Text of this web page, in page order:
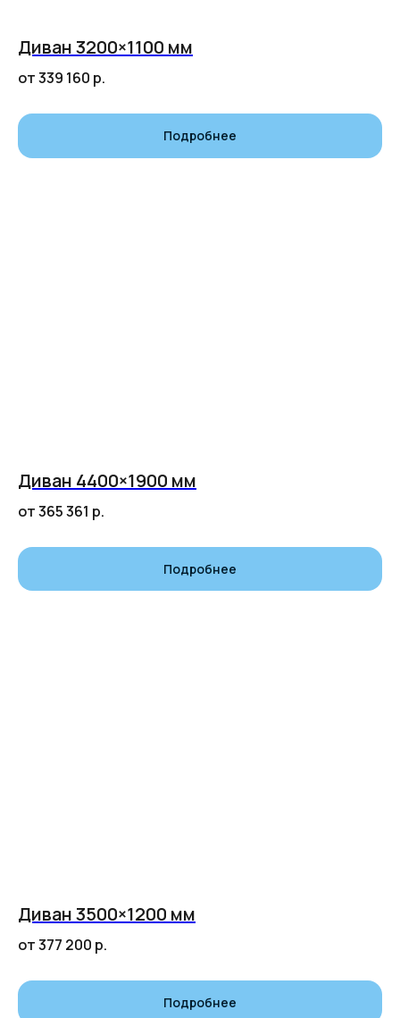
Диван 3200×1100 мм
от 339 160 р.
Подробнее
Диван 4400×1900 мм
от 365 361 р.
Подробнее
Диван 3500×1200 мм
от 377 200 р.
Подробнее